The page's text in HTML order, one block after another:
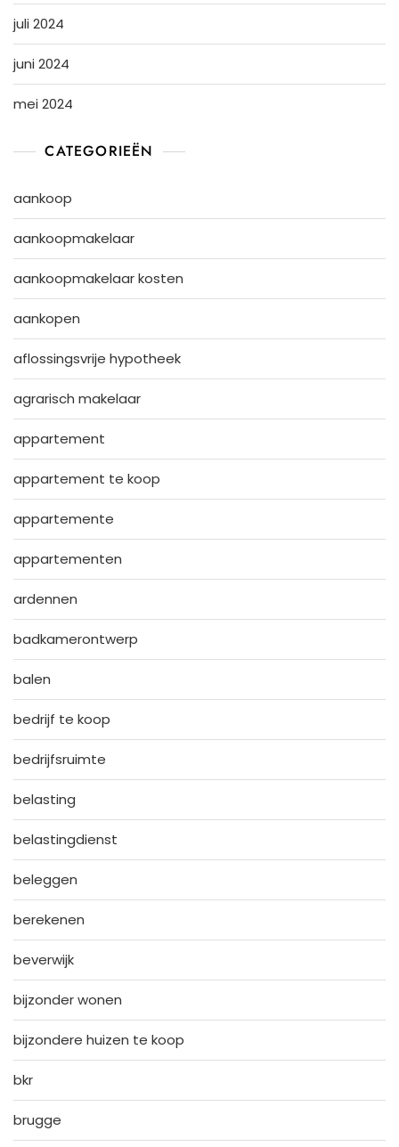
juli 2024
juni 2024
mei 2024
CATEGORIEËN
aankoop
aankoopmakelaar
aankoopmakelaar kosten
aankopen
aflossingsvrije hypotheek
agrarisch makelaar
appartement
appartement te koop
appartemente
appartementen
ardennen
badkamerontwerp
balen
bedrijf te koop
bedrijfsruimte
belasting
belastingdienst
beleggen
berekenen
beverwijk
bijzonder wonen
bijzondere huizen te koop
bkr
brugge